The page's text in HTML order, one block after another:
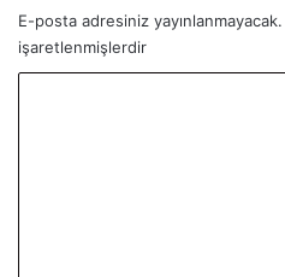
E-posta adresiniz yayınlanmayacak.
işaretlenmişlerdir